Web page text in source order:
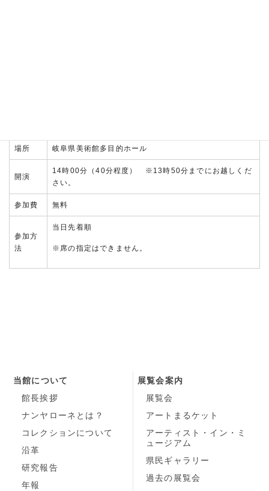
場所 岐阜県美術館多目的ホール
開演
14時00分（40分程度） ※13時50分までにお越しくだ
さい。
参加費 無料
参加方
法
当日先着順
※席の指定はできません。
当館について
館長挨拶
ナンヤローネとは？
コレクションについて
沿革
研究報告
年報
展覧会案内
展覧会
アートまるケット
アーティスト・イン・ミ
ュージアム
県民ギャラリー
過去の展覧会